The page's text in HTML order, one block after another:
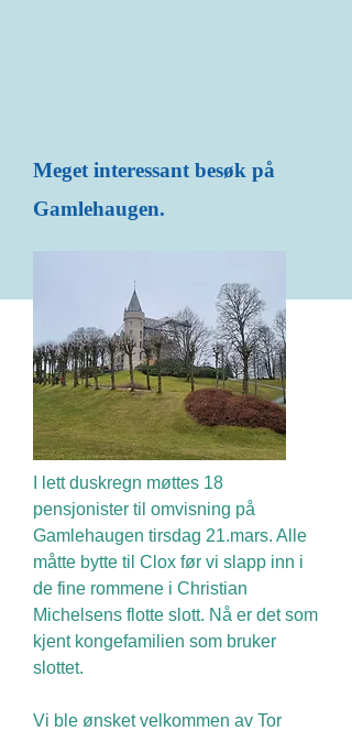
Meget interessant besøk på
Gamlehaugen.
I lett duskregn møttes 18
pensjonister til omvisning på
Gamlehaugen tirsdag 21.mars. Alle
måtte bytte til Clox før vi slapp inn i
de fine rommene i Christian
Michelsens flotte slott. Nå er det som
kjent kongefamilien som bruker
slottet.
Vi ble ønsket velkommen av Tor